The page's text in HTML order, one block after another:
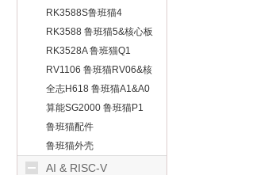
RK3588S鲁班猫4
RK3588 鲁班猫5&核心板
RK3528A 鲁班猫Q1
RV1106 鲁班猫RV06&核
心板
全志H618 鲁班猫A1&A0
算能SG2000 鲁班猫P1
鲁班猫配件
鲁班猫外壳
AI & RISC-V